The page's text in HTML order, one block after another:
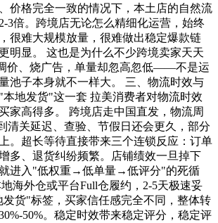
价格完全一致的情况下，本土店的自然流
3倍。跨境店无论怎么精细化运营，始终
很难大规模放量，很难做出稳定爆款链
明显。 这也是为什么不少跨境卖家天天
价、烧广告，单量却忽高忽低——不是运
池子本身就不一样大。 三、物流时效与
地发货"这一套 拉美消费者对物流时效
家高得多。 跨境店走中国直发，物流周
清关延迟、查验、节假日还会更久，部分
。超长等待直接带来三个连锁反应：订单
多、退货纠纷频繁。店铺绩效一旦掉下
进入"低权重→低单量→低评分"的死循
海外仓或平台Full仓履约，2-5天极速妥
货"标签，买家信任感完全不同，整体转
50%。稳定时效带来稳定评分，稳定评